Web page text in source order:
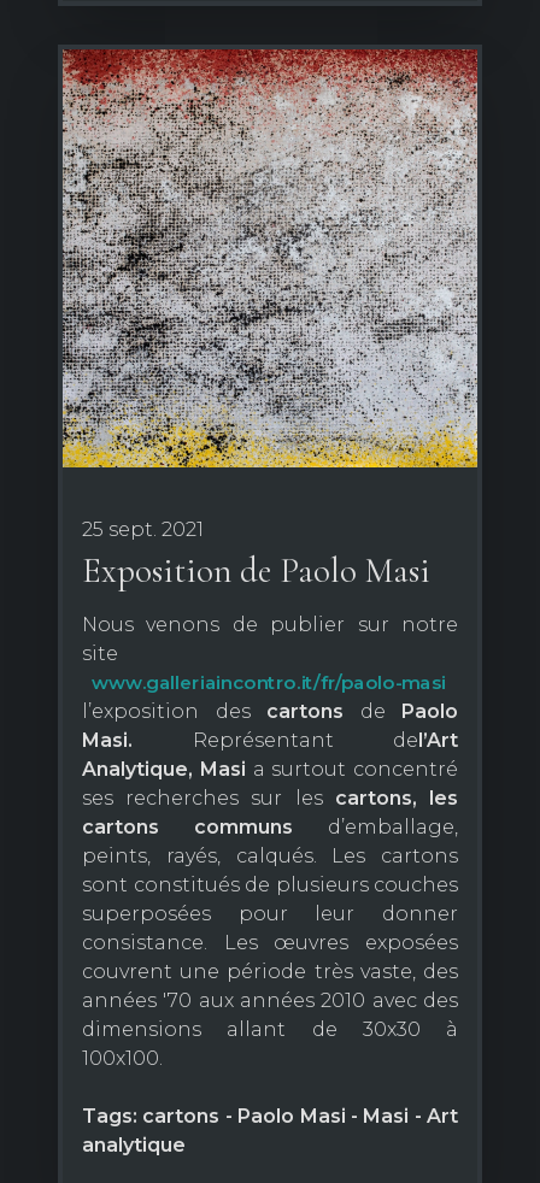
25 sept. 2021
Exposition de Paolo Masi
Nous venons de publier sur notre
site
www.galleriaincontro.it/fr/paolo-masi
l’exposition des cartons de
Paolo
Masi. Représentant de l’Art
Analytique, Masi a surtout concentré
ses recherches sur les cartons, les
cartons communs d’emballage,
peints, rayés, calqués. Les cartons
sont constitués de plusieurs couches
superposées pour leur donner
consistance. Les œuvres exposées
couvrent une période très vaste, des
années '70 aux années 2010 avec des
dimensions allant de 30x30 à
100x100.
Tags: cartons - Paolo Masi - Masi - Art
analytique